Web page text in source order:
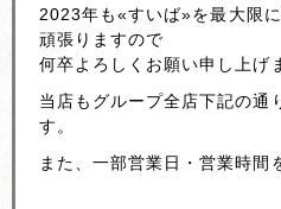
2023年も«すいば»を最大限
頑張りますので
何卒よろしくお願い申し上げ
当店もグループ全店下記の通
す。
また、一部営業日・営業時間